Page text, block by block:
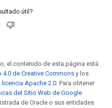
útil?
el contenido de esta página está
de Creative Commons y los
licencia Apache 2.0. Para obtener
del Sitio Web de Google
de Oracle o sus entidades